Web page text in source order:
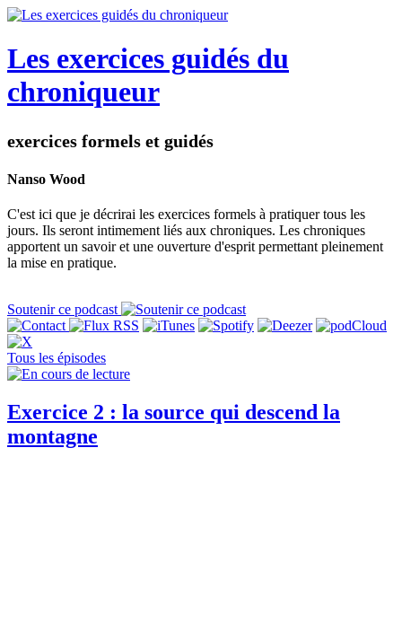
Les exercices guidés du
chroniqueur
exercices formels et guidés
Nanso Wood
C'est ici que je décrirai les exercices formels à pratiquer tous les
jours. Ils seront intimement liés aux chroniques. Les chroniques
apportent un savoir et une ouverture d'esprit permettant pleinement
la mise en pratique.
Soutenir ce podcast
Tous les épisodes
Exercice 2 : la source qui descend la
montagne